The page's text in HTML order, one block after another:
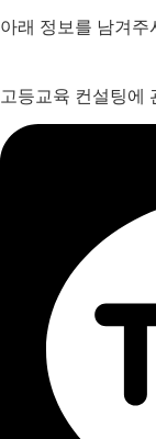
아래 정보를 남겨
고등교육 컨설팅에